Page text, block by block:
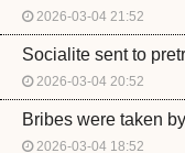
2026-03-04 21:52
Socialite sent to
2026-03-04 20:52
Bribes were taken
2026-03-04 18:52